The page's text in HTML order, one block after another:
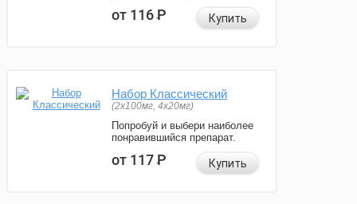
от 116Р Купить
Набор Классический
(2x100мг, 4x20мг)
Попробуй и выбери наиболее
понравившийся препарат.
от 117Р Купить